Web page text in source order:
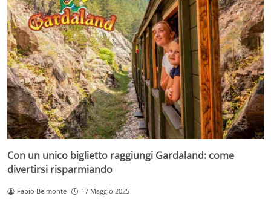
Con un unico biglietto raggiungi Gardaland: come
divertirsi risparmiando
Fabio Belmonte 17 Maggio 2025